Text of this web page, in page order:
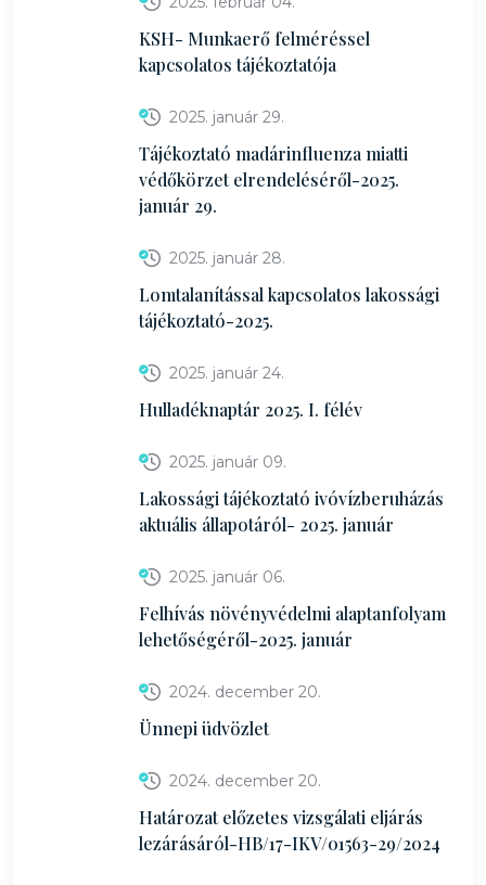
KSH- Munkaerő felméréssel
kapcsolatos tájékoztatója
2025. január 29.
Tájékoztató madárinfluenza miatti
védőkörzet elrendeléséről-2025.
január 29.
2025. január 28.
Lomtalanítással kapcsolatos lakossági
tájékoztató-2025.
2025. január 24.
Hulladéknaptár 2025. I. félév
2025. január 09.
Lakossági tájékoztató ivóvízberuházás
aktuális állapotáról- 2025. január
2025. január 06.
Felhívás növényvédelmi alaptanfolyam
lehetőségéről-2025. január
2024. december 20.
Ünnepi üdvözlet
2024. december 20.
Határozat előzetes vizsgálati eljárás
lezárásáról-HB/17-IKV/01563-29/2024